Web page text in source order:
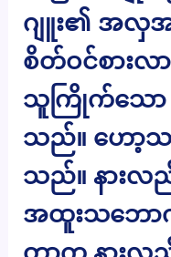
ဂျူး၏ အလှအပ
စိတ်ဝင်စား
သူကြိုက်သော
သည်။ ဟော့
သည်။ နားလ
အထူးသဘော